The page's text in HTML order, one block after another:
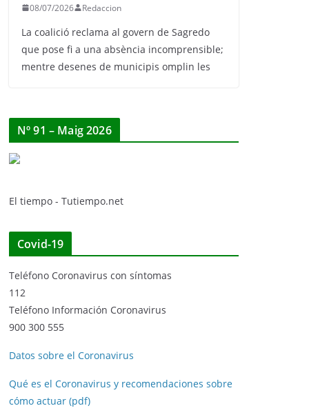
08/07/2026 Redaccion
La coalició reclama al govern de Sagredo
que pose fi a una absència incomprensible;
mentre desenes de municipis omplin les
Nº 91 – Maig 2026
El tiempo - Tutiempo.net
Covid-19
Teléfono Coronavirus con síntomas
112
Teléfono Información Coronavirus
900 300 555
Datos sobre el Coronavirus
Qué es el Coronavirus y recomendaciones sobre
cómo actuar (pdf)